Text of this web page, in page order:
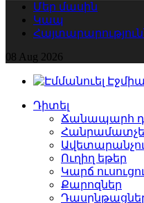
Մեր մասին
Կապ
08 Aug 2026
Դիտել
Ճանապարհ
Ուղիղ եթեր
Կարճ
Քարոզներ